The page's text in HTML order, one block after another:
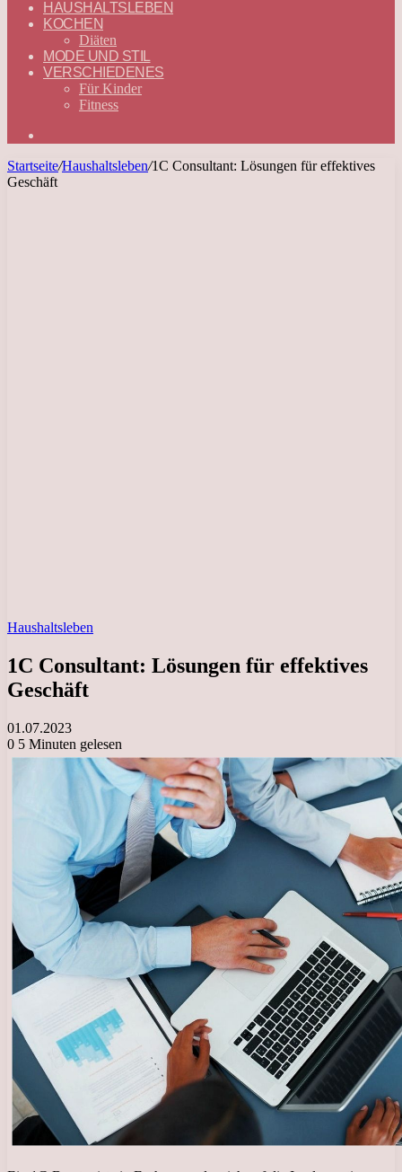
HAUSHALTSLEBEN
KOCHEN
Diäten
MODE UND STIL
VERSCHIEDENES
Für Kinder
Fitness
Startseite/Haushaltsleben/1C Consultant: Lösungen für effektives
Geschäft
Haushaltsleben
1C Consultant: Lösungen für effektives
Geschäft
01.07.2023
0 5 Minuten gelesen